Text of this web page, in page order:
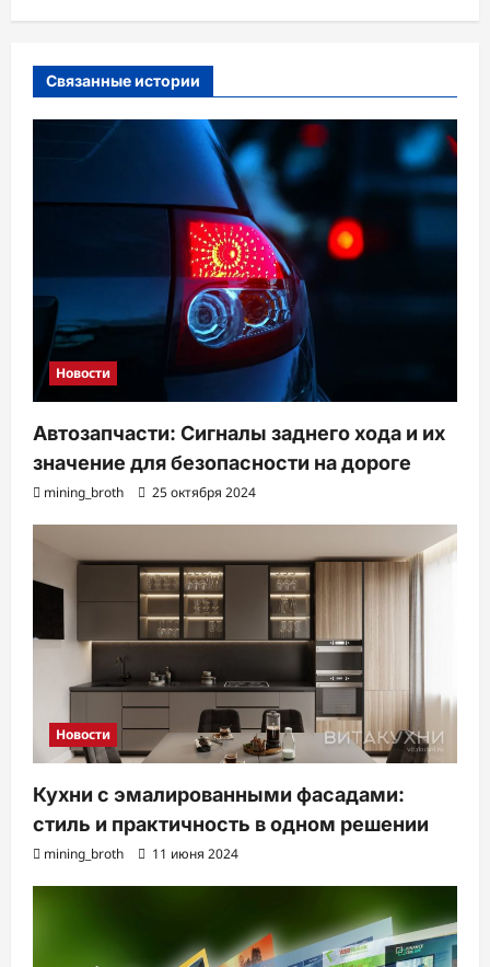
ц
п
и
Связанные истории
Новости
Автозапчасти: Сигналы заднего хода и их
значение для безопасности на дороге
mining_broth 25 октября 2024
Новости
Кухни с эмалированными фасадами:
стиль и практичность в одном решении
mining_broth 11 июня 2024